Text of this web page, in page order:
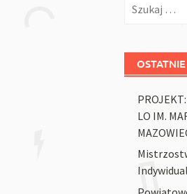
LO IM.